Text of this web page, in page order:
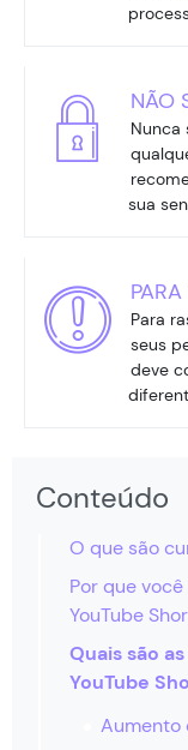
NÃO
Nunca
sua
Para
seus
deve
Conteúdo
O que são
Por que
YouTube
Quais são
YouTube
Aumento